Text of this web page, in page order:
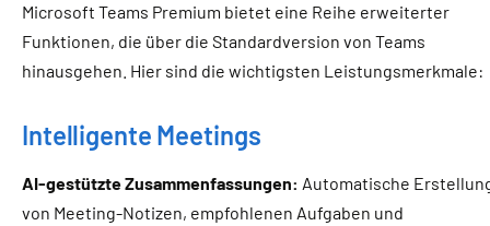
Microsoft Teams Premium bietet eine Reihe erweiterter
Funktionen, die über die Standardversion von Teams
hinausgehen. Hier sind die wichtigsten Leistungsmerkmale:
Intelligente Meetings
AI-gestützte Zusammenfassungen: Automatische
von Meeting-Notizen, empfohlenen Aufgaben und